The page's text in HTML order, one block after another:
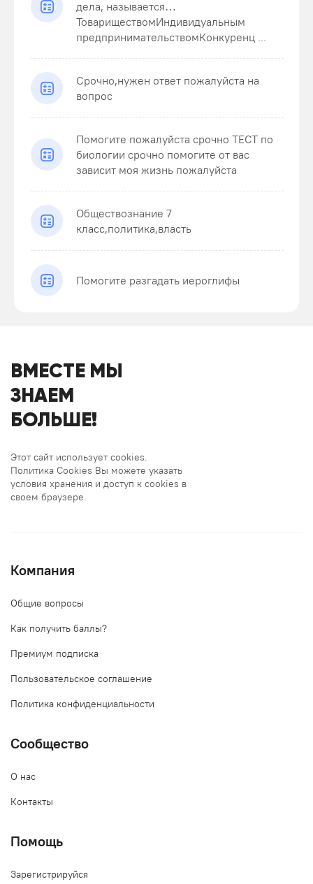
дела, называется…
ТовариществомИндивидуальным
предпринимательствомКонкуренц ...
Срочно,нужен ответ пожалуйста на
вопрос
Помогите пожалуйста срочно ТЕСТ по
биологии срочно помогите от вас
зависит моя жизнь пожалуйста
Обществознание 7
класс,политика,власть
Помогите разгадать иероглифы
ВМЕСТЕ МЫ
ЗНАЕМ
БОЛЬШЕ!
Этот сайт использует cookies.
Политика Cookies Вы можете указать
условия хранения и доступ к cookies в
своем браузере.
Компания
Общие вопросы
Как получить баллы?
Премиум подписка
Пользовательское соглашение
Политика конфиденциальности
Сообщество
О нас
Контакты
Помощь
Зарегистрируйся